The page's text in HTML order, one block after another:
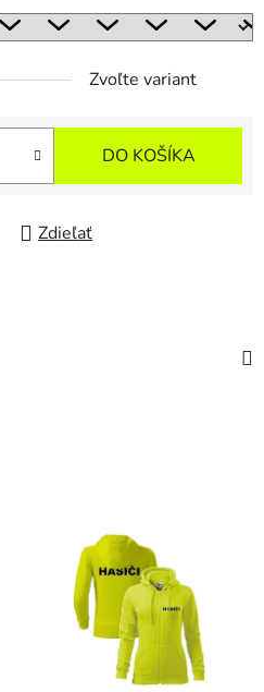
Zvoľte variant
DO KOŠÍKA
Zdieľať